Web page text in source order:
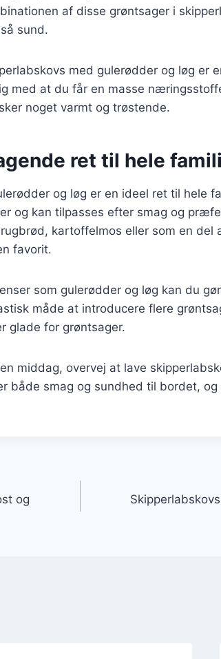
af disse grøntsager i
sund.
med gulerødder og løg er
med at du får en masse
noget varmt og trøstende.
ret til hele
og løg er en ideel ret til hele
og kan tilpasses efter smag og
kartoffelmos eller som en del
favorit.
som gulerødder og løg kan du
måde at introducere flere
glade for grøntsager.
middag, overvej at lave
både smag og sundhed til bordet, og
og